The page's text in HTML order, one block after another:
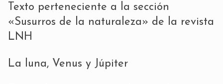
Texto perteneciente a la sección
«Susurros de la naturaleza» de la revista
LNH
La luna, Venus y Júpiter